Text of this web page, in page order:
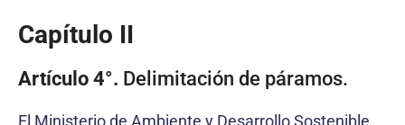
Capítulo II
Artículo 4°. Delimitación de páramos.
El Ministerio de Ambiente y Desarrollo Sostenible